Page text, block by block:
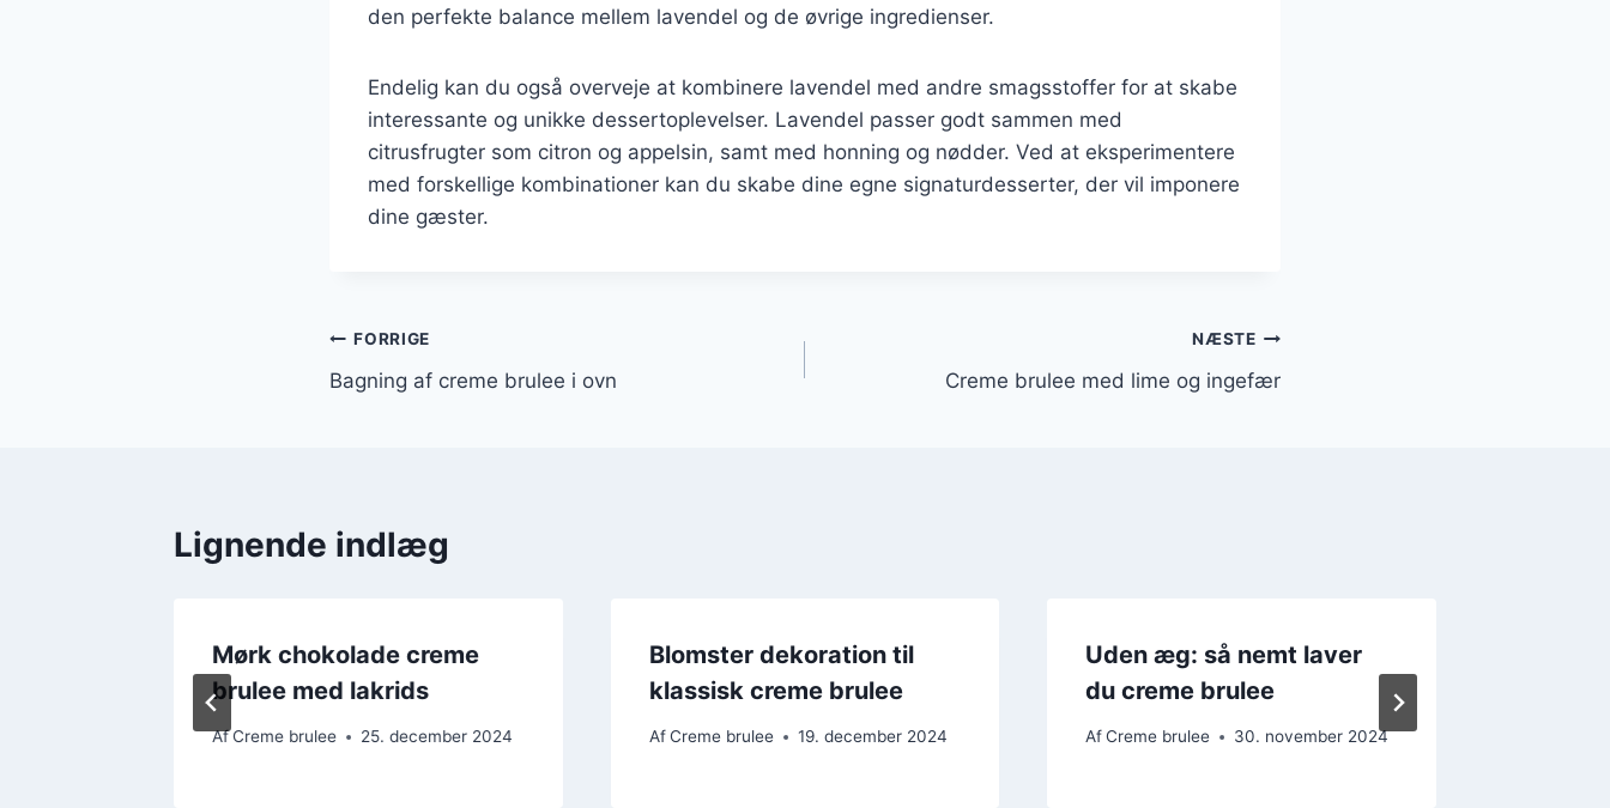
den perfekte balance mellem lavendel og de øvrige ingredienser.
Endelig kan du også overveje at kombinere lavendel med andre smagsstoffer for at skabe
interessante og unikke dessertoplevelser. Lavendel passer godt sammen med
citrusfrugter som citron og appelsin, samt med honning og nødder. Ved at eksperimentere
med forskellige kombinationer kan du skabe dine egne signaturdesserter, der vil imponere
dine gæster.
Indlægsnavigation
FORRIGE
Bagning af creme brulee i ovn
NÆSTE
Creme brulee med lime og ingefær
Lignende indlæg
Mørk chokolade creme
brulee med lakrids
AfCreme brulee 25. december 2024
Blomster dekoration til
klassisk creme brulee
Af Creme brulee 19. december 2024
Uden æg: så nemt laver
du creme brulee
Af Creme brulee 30. november 2024